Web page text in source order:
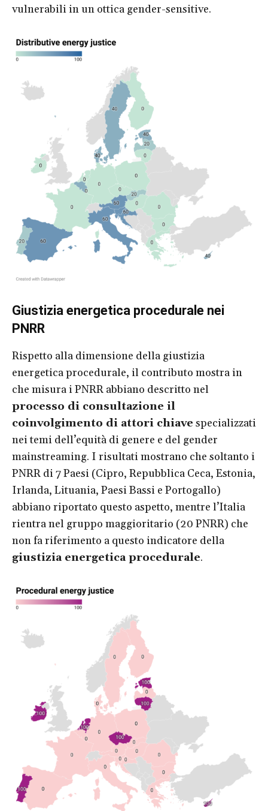
vulnerabili in un ottica gender-sensitive.
Giustizia energetica procedurale nei
PNRR
Rispetto alla dimensione della giustizia
energetica procedurale, il contributo mostra in
che misura i PNRR abbiano descritto nel
processo di consultazione il
coinvolgimento di attori chiave specializzati
nei temi dell’equità di genere e del gender
mainstreaming. I risultati mostrano che soltanto i
PNRR di 7 Paesi (Cipro, Repubblica Ceca, Estonia,
Irlanda, Lituania, Paesi Bassi e Portogallo)
abbiano riportato questo aspetto, mentre l’Italia
rientra nel gruppo maggioritario (20 PNRR) che
non fa riferimento a questo indicatore della
giustizia energetica procedurale.